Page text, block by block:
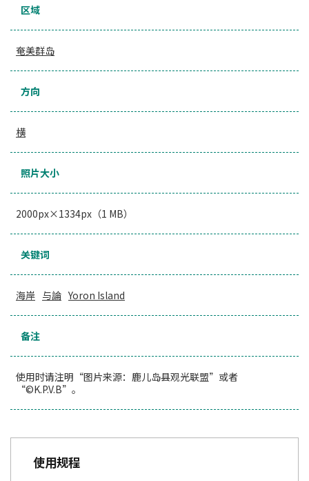
区域
奄美群岛
方向
横
照片大小
2000px×1334px（1 MB）
关键词
海岸 与論 Yoron Island
备注
使用时请注明“图片来源：鹿儿岛县观光联盟”或者
“©K.P.V.B”。
使用规程